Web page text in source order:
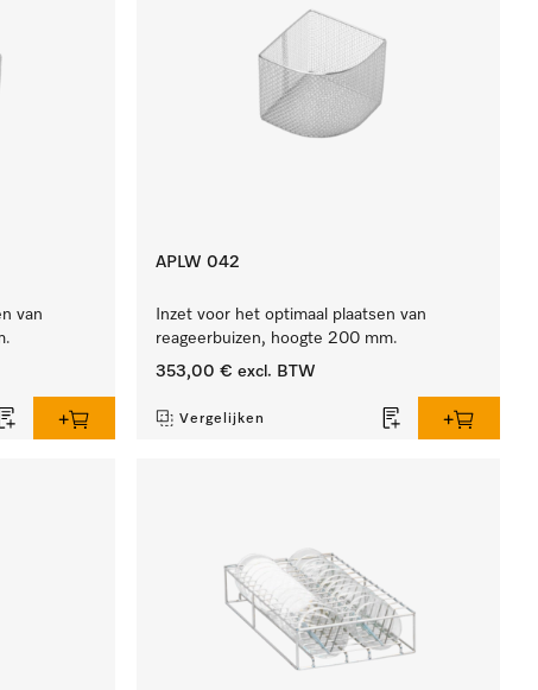
van
APLW 042
Inzet voor het optimaal plaatsen van
reageerbuizen, hoogte 200 mm.
353,00 € excl. BTW
Vergelijken